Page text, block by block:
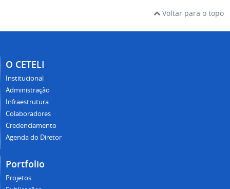
Voltar para o topo
O CETELI
Institucional
Administração
Infraestrutura
Colaboradores
Credenciamento
Agenda do Diretor
Portfolio
Projetos